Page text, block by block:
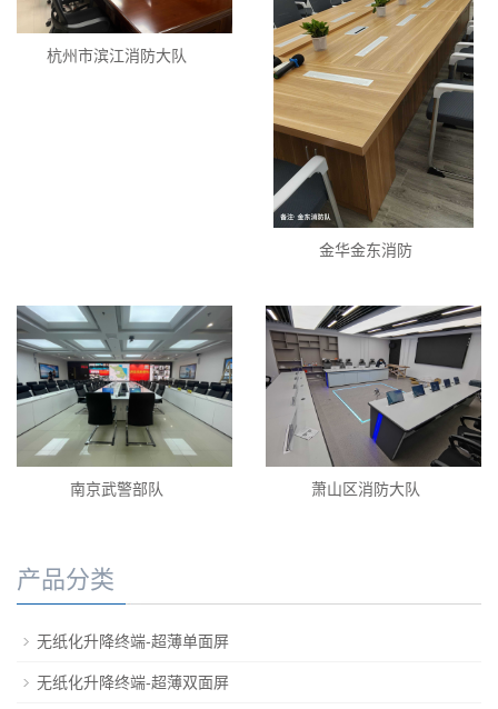
杭州市滨江消防大队
金华金东消防
南京武警部队 萧山区消防大队
产品分类
无纸化升降终端-超薄单面屏
无纸化升降终端-超薄双面屏